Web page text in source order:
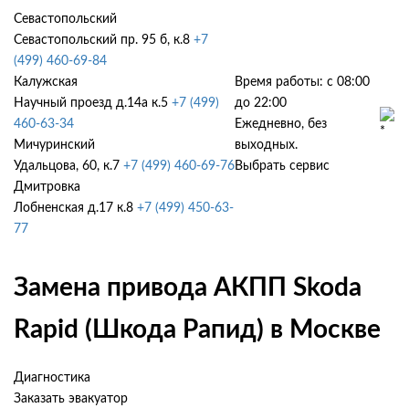
Севастопольский
Севастопольский пр. 95 б, к.8 +7
(499) 460-69-84
Калужская
Научный проезд д.14а к.5 +7 (499)
460-63-34
Мичуринский
Удальцова, 60, к.7 +7 (499) 460-69-76
Дмитровка
Лобненская д.17 к.8 +7 (499) 450-63-
77
Время работы: с 08:00
до 22:00
Ежедневно, без
выходных.
Выбрать сервис
Замена привода АКПП Skoda
Rapid (Шкода Рапид) в Москве
Диагностика
Заказать эвакуатор